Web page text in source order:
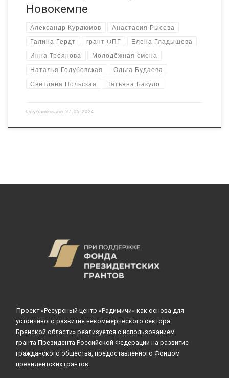
Новокемпе
Александр Курдюмов Анастасия Рысева
Галина Гердт грант ФПГ Елена Гладышева
Инна Троянова Молодёжная смена
Наталья Голубовская Ольга Будаева
Светлана Польская Татьяна Бакуло
Опубликовано 27.05.2024
Проект «Ресурсный центр «Радимичи» как основа для
устойчивого развития некоммерческого сектора
Брянской области» реализуется с использованием
гранта Президента Российской Федерации на развитие
гражданского общества, предоставленного Фондом
президентских грантов.